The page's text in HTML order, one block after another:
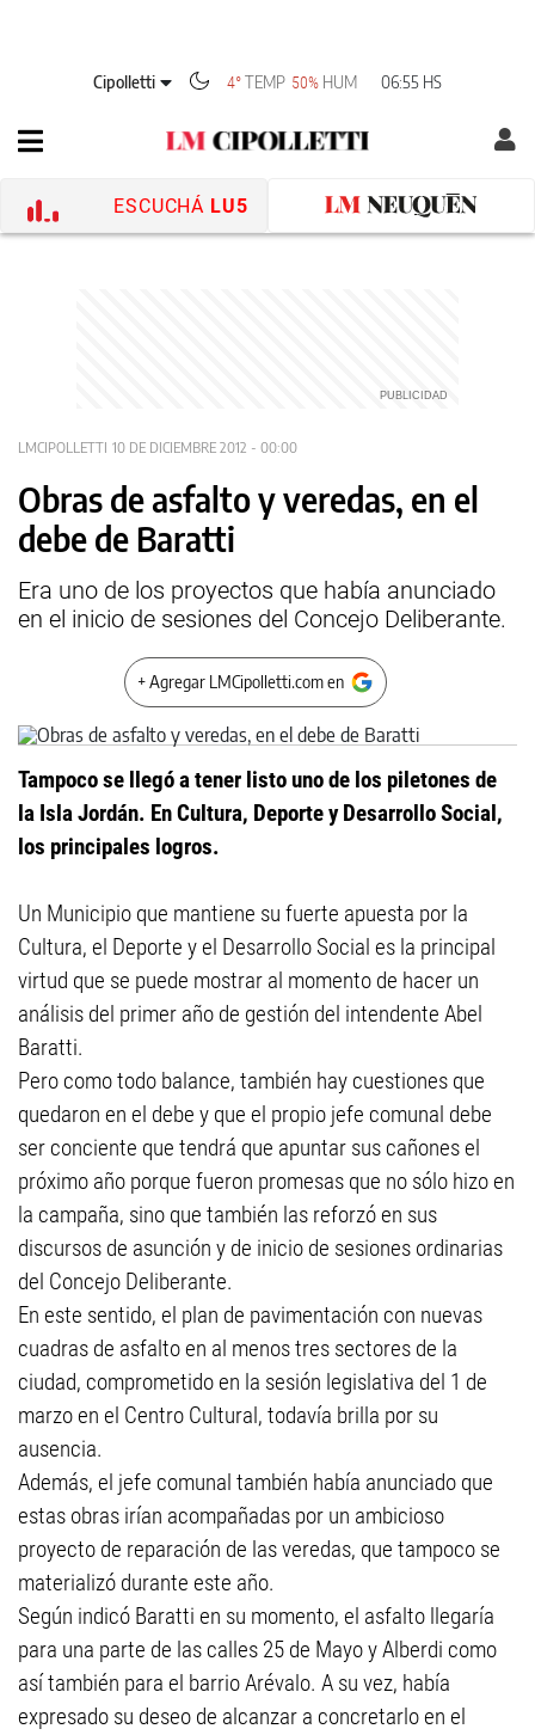
Cipolletti 4° TEMP 50% HUM 06:55 HS
ESCUCHÁ LU5
LMCIPOLLETTI 10 DE DICIEMBRE 2012 - 00:00
Obras de asfalto y veredas, en el
debe de Baratti
Era uno de los proyectos que había anunciado
en el inicio de sesiones del Concejo Deliberante.
+ Agregar LMCipolletti.com en
Tampoco se llegó a tener listo uno de los piletones de
la Isla Jordán. En Cultura, Deporte y Desarrollo Social,
los principales logros.
Un Municipio que mantiene su fuerte apuesta por la
Cultura, el Deporte y el Desarrollo Social es la principal
virtud que se puede mostrar al momento de hacer un
análisis del primer año de gestión del intendente Abel
Baratti.
Pero como todo balance, también hay cuestiones que
quedaron en el debe y que el propio jefe comunal debe
ser conciente que tendrá que apuntar sus cañones el
próximo año porque fueron promesas que no sólo hizo en
la campaña, sino que también las reforzó en sus
discursos de asunción y de inicio de sesiones ordinarias
del Concejo Deliberante.
En este sentido, el plan de pavimentación con nuevas
cuadras de asfalto en al menos tres sectores de la
ciudad, comprometido en la sesión legislativa del 1 de
marzo en el Centro Cultural, todavía brilla por su
ausencia.
Además, el jefe comunal también había anunciado que
estas obras irían acompañadas por un ambicioso
proyecto de reparación de las veredas, que tampoco se
materializó durante este año.
Según indicó Baratti en su momento, el asfalto llegaría
para una parte de las calles 25 de Mayo y Alberdi como
así también para el barrio Arévalo. A su vez, había
expresado su deseo de alcanzar a concretarlo en el